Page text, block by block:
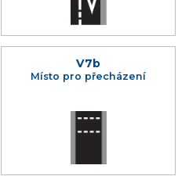
V7b
Místo pro přecházení